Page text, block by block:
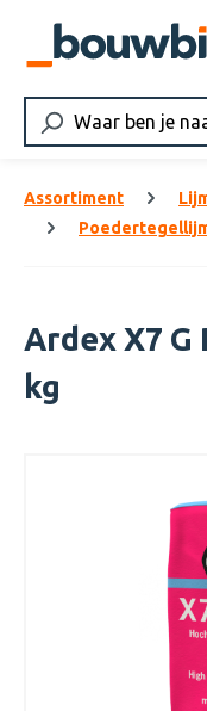
Ga naar de
Assortiment
Ardex X7
kg